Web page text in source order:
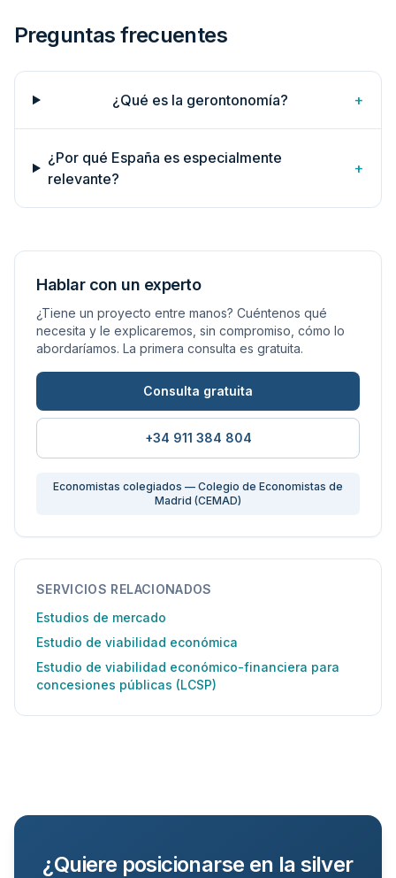
Preguntas frecuentes
¿Qué es la gerontonomía? +
¿Por qué España es especialmente
relevante?
+
Hablar con un experto
¿Tiene un proyecto entre manos? Cuéntenos qué
necesita y le explicaremos, sin compromiso, cómo lo
abordaríamos. La primera consulta es gratuita.
Consulta gratuita
+34 911 384 804
Economistas colegiados — Colegio de Economistas de
Madrid (CEMAD)
SERVICIOS RELACIONADOS
Estudios de mercado
Estudio de viabilidad económica
Estudio de viabilidad económico-financiera para
concesiones públicas (LCSP)
¿Quiere posicionarse en la silver